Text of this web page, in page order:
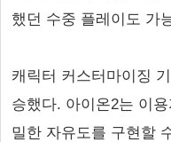
했던 수중 플레이도 가
캐릭터 커스터마이징
승했다. 아이온2는 이
밀한 자유도를 구현할